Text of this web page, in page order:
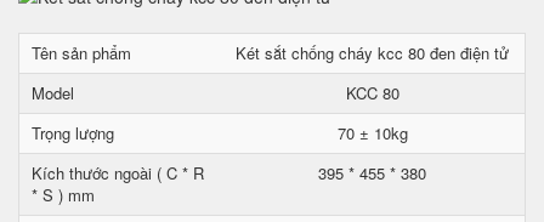
Tên sản phẩm
Két sắt chống cháy kcc 80 đen điện tử
Model
KCC 80
Trọng lượng
70 ± 10kg
Kích thước ngoài ( C * R
* S ) mm
395 * 455 * 380